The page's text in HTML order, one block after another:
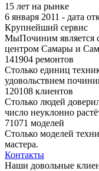
15 лет на рынке
6 января 2011 - дата
Крупнейший сервис
МыПочиним является
центром Самары и
141904 ремонтов
Столько единиц
удовольствием
120108 клиентов
Столько людей
число неуклонно
71071 моделей
Столько моделей
мастера.
Контакты
Наши довольные